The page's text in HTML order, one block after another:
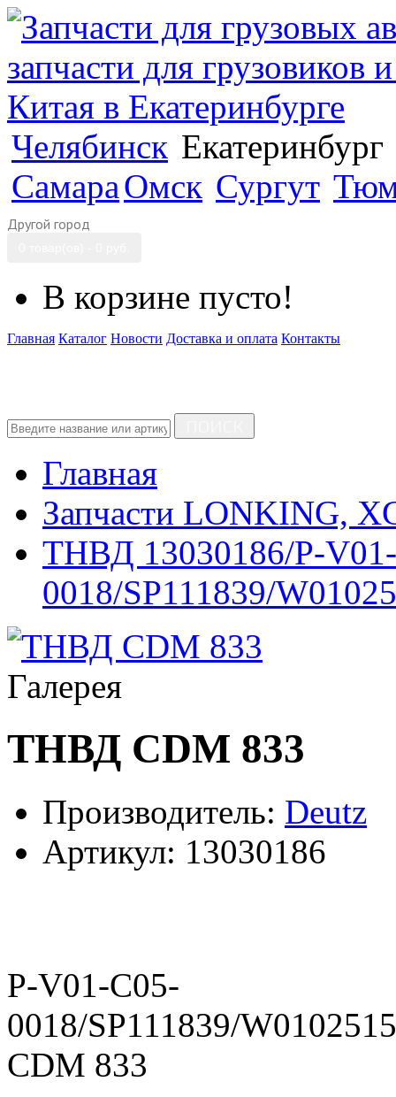
Челябинск Екатеринбург
СамараОмск Сургут
Другой город
В корзине пусто!
Главная Каталог Новости Доставка и оплата Контакты
Главная
Запчасти LONKING,
ТНВД 13030186/P-
0018/SP111839/
Галерея
ТНВД CDM 833
Производитель: Deutz
Артикул: 13030186
P-V01-C05-
0018/SP111839/
CDM 833